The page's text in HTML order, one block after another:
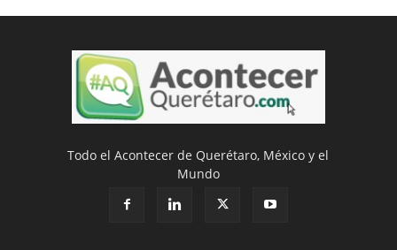
Todo el Acontecer de Querétaro, México y el
Mundo